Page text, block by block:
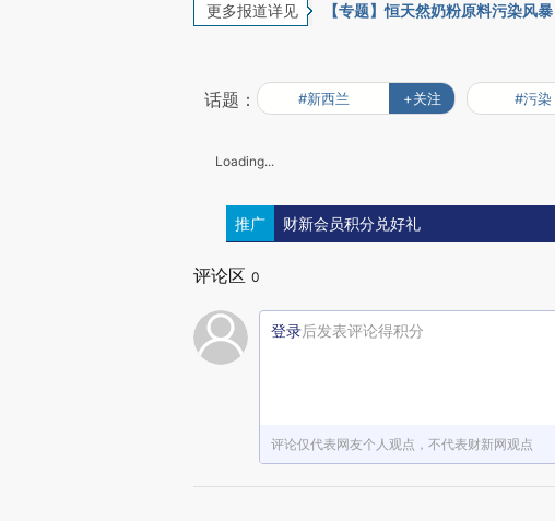
更多报道详见 【专题】恒天然奶粉原料污染风暴
话题： #新西兰 +关注 #污染
Loading...
推广 财新会员积分兑好礼
评论区 0
登录后发表评论得积分
评论仅代表网友个人观点，不代表财新网观点